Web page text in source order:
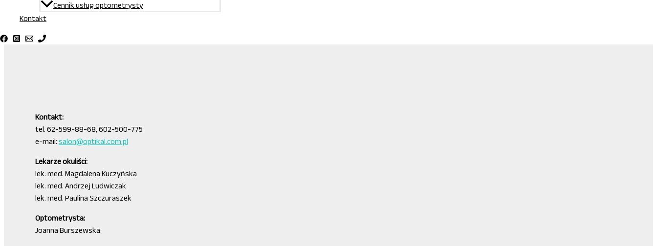
Cennik usług optometrysty
Kontakt
Kontakt:
tel. 62-599-88-68, 602-500-775
e-mail: salon@optikal.com.pl
Lekarze okuliści:
lek. med. Magdalena Kuczyńska
lek. med. Andrzej Ludwiczak
lek. med. Paulina Szczuraszek
Optometrysta:
Joanna Burszewska